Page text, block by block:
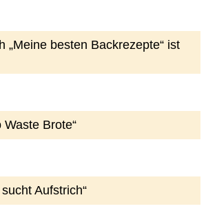
„Meine besten Backrezepte“ ist
Waste Brote“
Aufstrich“